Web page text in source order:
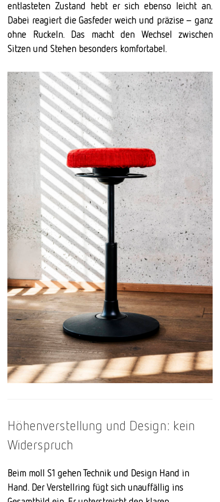
entlasteten Zustand hebt er sich ebenso leicht an.
Dabei reagiert die Gasfeder weich und präzise – ganz
ohne Ruckeln. Das macht den Wechsel zwischen
Sitzen und Stehen besonders komfortabel.
Höhenverstellung und Design: kein
Widerspruch
Beim moll S1 gehen Technik und Design Hand in
Hand. Der Verstellring fügt sich unauffällig ins